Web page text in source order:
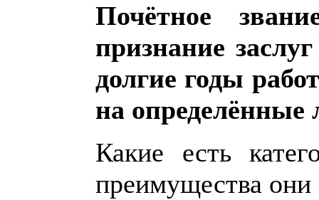
Почётное
признание
долгие годы
на определённые
Какие есть
преимущества они